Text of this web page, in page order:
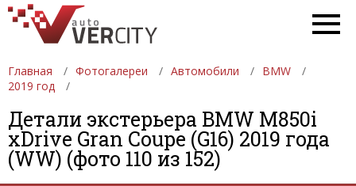
Главная Фотогалереи Автомобили
BMW
2019 год
Детали экстерьера BMW M850i
xDrive Gran Coupe (G16) 2019 года
(WW) (фото 110 из 152)
ФОТОГАЛЕРЕИ АВТОМОБИЛИ
ДЕВУШКИ
АВТОСАЛОНЫ
ФОРМУЛА-1